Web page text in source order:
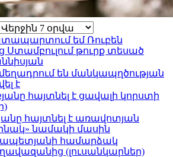
եմ Ռուբեն
Ստամբուլում թուրք տեսած
են մանկապղծության
է
հայտնել է ցավալի կորստի
հայտնել է առավոտյան
նամակի մասին
համարձակ
(լուսանկարներ)